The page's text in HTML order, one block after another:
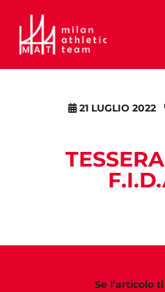
21 LUGLIO 2022
Se l’articolo